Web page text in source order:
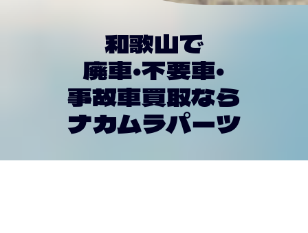
和歌山で
廃車・不要車・
事故車買取なら
ナカムラパーツ